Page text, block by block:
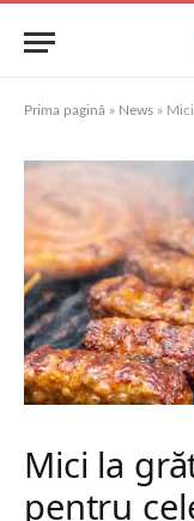
Prima pagină » News » Mici
Mici la
pentru